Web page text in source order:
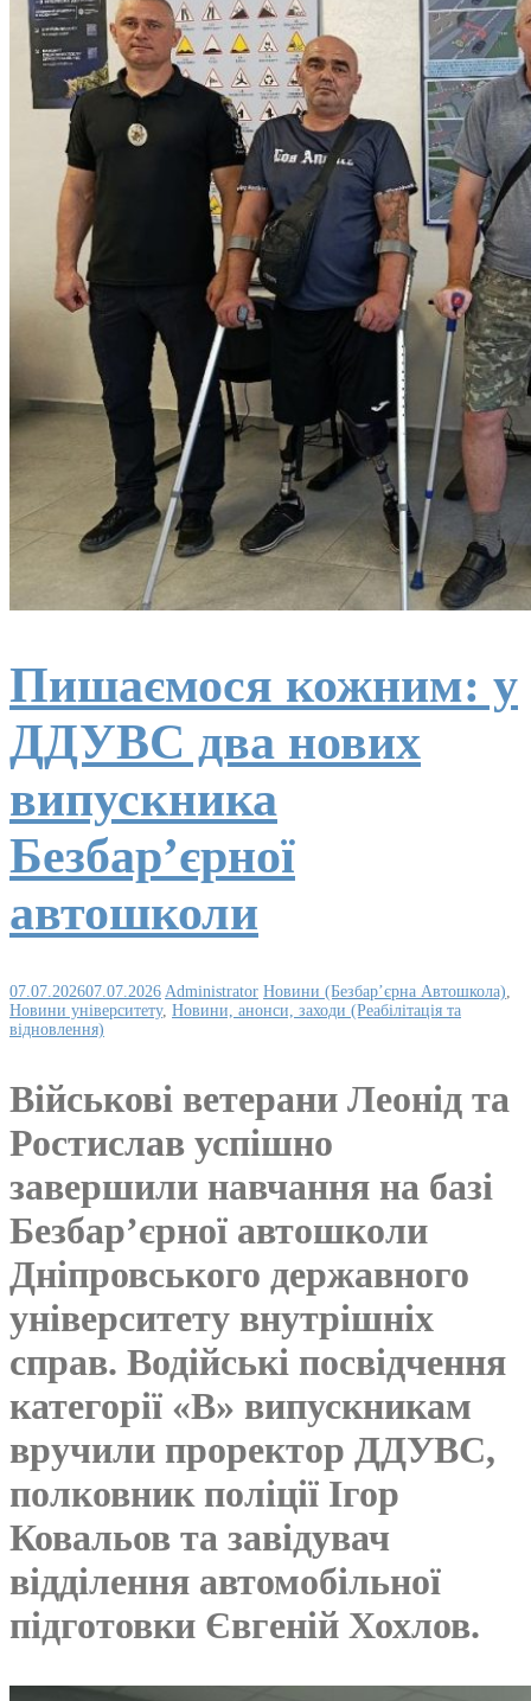
Пишаємося кожним: у
ДДУВС два нових
випускника
Безбар’єрної
автошколи
07.07.202607.07.2026 Administrator Новини (Безбар’єрна Автошкола)
Новини університету, Новини, анонси, заходи (Реабілітація та
відновлення)
Військові ветерани Леонід та
Ростислав успішно
завершили навчання на базі
Безбар’єрної автошколи
Дніпровського державного
університету внутрішніх
справ. Водійські посвідчення
категорії «В» випускникам
вручили проректор ДДУВС,
полковник поліції Ігор
Ковальов та завідувач
відділення автомобільної
підготовки Євгеній Хохлов.